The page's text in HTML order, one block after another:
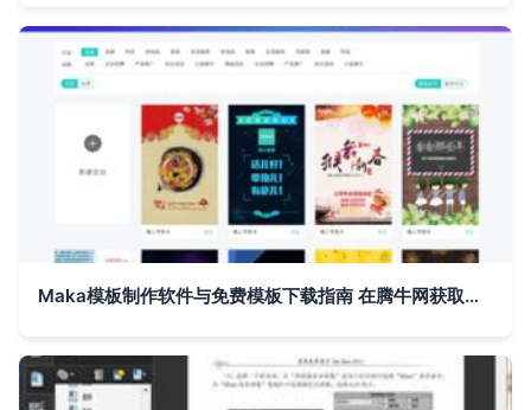
Maka模板制作软件与免费模板下载指南 在腾牛网获取最新版计算机图文设计工具